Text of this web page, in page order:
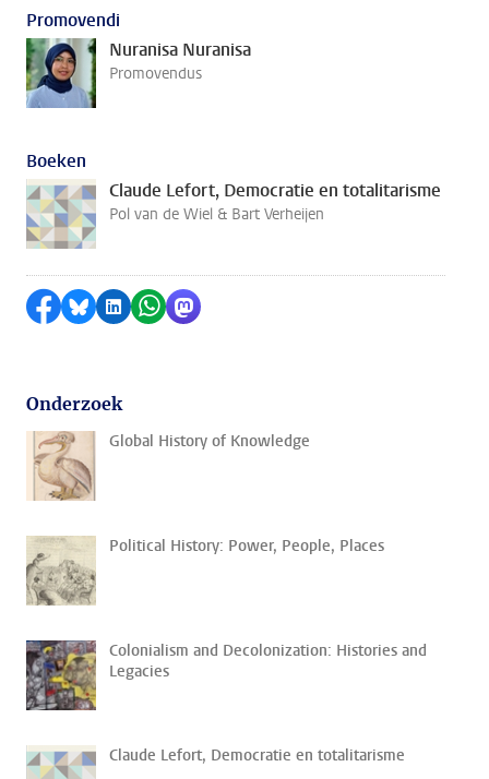
Promovendi
Nuranisa Nuranisa
Promovendus
Boeken
Claude Lefort, Democratie en totalitarisme
Pol van de Wiel & Bart Verheijen
Delen op Facebook
Delen via Bluesky
Delen op LinkedIn
Delen via WhatsApp
Delen via Mastodon
Onderzoek
Global History of Knowledge
Political History: Power, People, Places
Colonialism and Decolonization: Histories and
Legacies
Claude Lefort, Democratie en totalitarisme